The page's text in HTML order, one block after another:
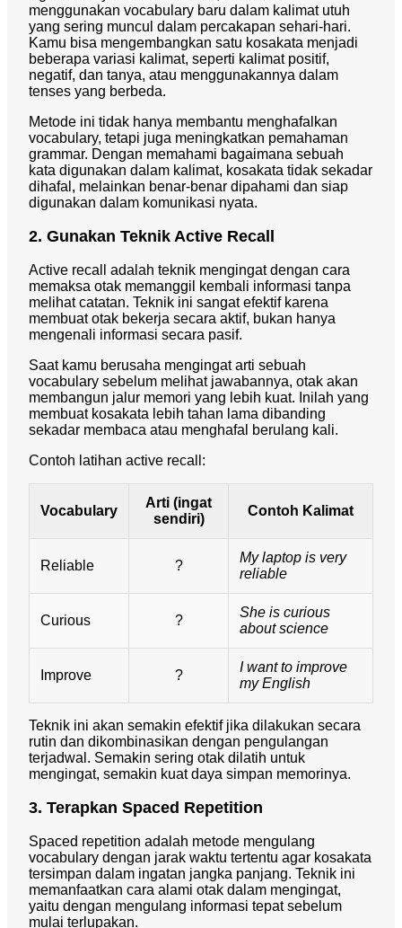
menggunakan vocabulary baru dalam kalimat utuh
yang sering muncul dalam percakapan sehari-hari.
Kamu bisa mengembangkan satu kosakata menjadi
beberapa variasi kalimat, seperti kalimat positif,
negatif, dan tanya, atau menggunakannya dalam
tenses yang berbeda.
Metode ini tidak hanya membantu menghafalkan
vocabulary, tetapi juga meningkatkan pemahaman
grammar. Dengan memahami bagaimana sebuah
kata digunakan dalam kalimat, kosakata tidak sekadar
dihafal, melainkan benar-benar dipahami dan siap
digunakan dalam komunikasi nyata.
2. Gunakan Teknik Active Recall
Active recall adalah teknik mengingat dengan cara
memaksa otak memanggil kembali informasi tanpa
melihat catatan. Teknik ini sangat efektif karena
membuat otak bekerja secara aktif, bukan hanya
mengenali informasi secara pasif.
Saat kamu berusaha mengingat arti sebuah
vocabulary sebelum melihat jawabannya, otak akan
membangun jalur memori yang lebih kuat. Inilah yang
membuat kosakata lebih tahan lama dibanding
sekadar membaca atau menghafal berulang kali.
Contoh latihan active recall:
Vocabulary
Arti (ingat
sendiri)
Contoh Kalimat
Reliable ?
My laptop is very
reliable
Curious ?
She is curious
about science
Improve ?
I want to improve
my English
Teknik ini akan semakin efektif jika dilakukan secara
rutin dan dikombinasikan dengan pengulangan
terjadwal. Semakin sering otak dilatih untuk
mengingat, semakin kuat daya simpan memorinya.
3. Terapkan Spaced Repetition
Spaced repetition adalah metode mengulang
vocabulary dengan jarak waktu tertentu agar kosakata
tersimpan dalam ingatan jangka panjang. Teknik ini
memanfaatkan cara alami otak dalam mengingat,
yaitu dengan mengulang informasi tepat sebelum
mulai terlupakan.